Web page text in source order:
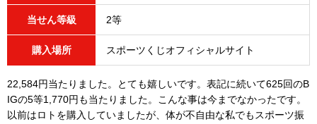
当せん等級 2等
購入場所 スポーツくじオフィシャルサイト
22,584円当たりました。とても嬉しいです。表記に続いて625回のB
IGの5等1,770円も当たりました。こんな事は今までなかったです。
以前はロトを購入していましたが、体が不自由な私でもスポーツ振